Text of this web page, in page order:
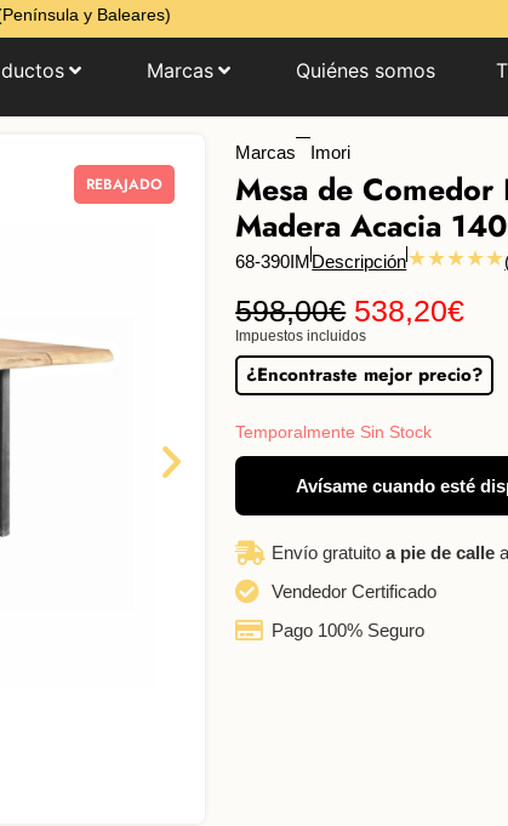
y Baleares)
Marcas Quiénes somos
REBAJADO
Marcas Imori
Mesa de Comedor
Madera Acacia
68-390IMDescripción★★★★★
598,00€ 538,20€
Impuestos incluidos
¿Encontraste mejor precio?
Temporalmente Sin Stock
Avísame cuando esté
Envío gratuitoa pie de calle
Vendedor Certificado
Pago 100% Seguro